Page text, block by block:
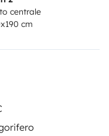
centrale
cm